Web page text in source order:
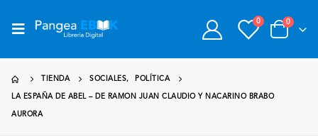
0 0
TIENDA SOCIALES, POLÍTICA
LA ESPAÑA DE ABEL – DE RAMON JUAN CLAUDIO Y NACARINO BRABO
AURORA